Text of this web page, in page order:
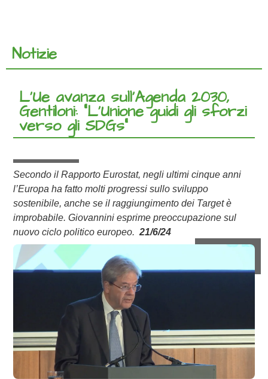
Notizie
L’Ue avanza sull’Agenda 2030,
Gentiloni: “L’Unione guidi gli sforzi
verso gli SDGs”
Secondo il Rapporto Eurostat, negli ultimi cinque anni
l’Europa ha fatto molti progressi sullo sviluppo
sostenibile, anche se il raggiungimento dei Target è
improbabile. Giovannini esprime preoccupazione sul
nuovo ciclo politico europeo. 21/6/24